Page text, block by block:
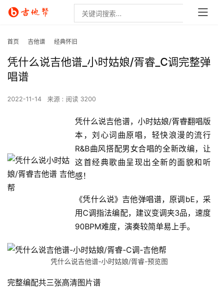
首页 吉他谱 经典怀旧
凭什么说吉他谱_小时姑娘/胥睿_C调完整弹
唱谱
2022-11-14 来源 : 阅读 3200
凭什么说吉他谱，小时姑娘/胥睿翻唱版
本，刘心词曲原唱，轻快浪漫的流行
R&B曲风搭配男女合唱的全新改编，让
这首经典歌曲呈现出全新的面貌和听
感！
《凭什么说》吉他弹唱谱，原调bE，采
用C调指法编配，建议变调夹3品，速度
90BPM难度，演奏较简单易上手。
凭什么说吉他谱-小时姑娘/胥睿-预览图
完整编配共三张高清图片谱